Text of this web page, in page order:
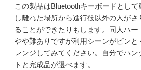
この製品はBluetoothキーボードとし
し離れた場所から進行役以外の人がさ
ることができたりもします。同人ハー
やや難ありですが利用シーンがピンと
レンジしてみてください。自分でハン
トと完成品が選べます。